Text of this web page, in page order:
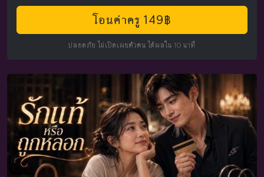
โอนค่าครู 149฿
ปลอดภัย ไม่เปิดเผยตัวตน ได้ผลใน 10 นาที